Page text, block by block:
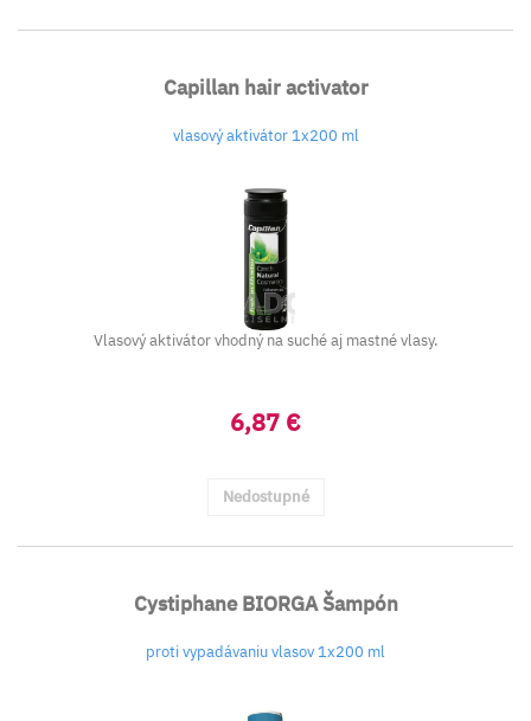
Capillan hair activator
vlasový aktivátor 1x200 ml
Vlasový aktivátor vhodný na suché aj mastné vlasy.
6,87 €
Nedostupné
Cystiphane BIORGA Šampón
proti vypadávaniu vlasov 1x200 ml